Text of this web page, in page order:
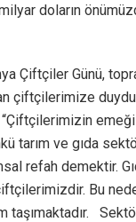
doların
Çiftçiler Günü,
çiftçilerimize
tarım ve gıda
refah demektir.
Bu
taşımaktadır.